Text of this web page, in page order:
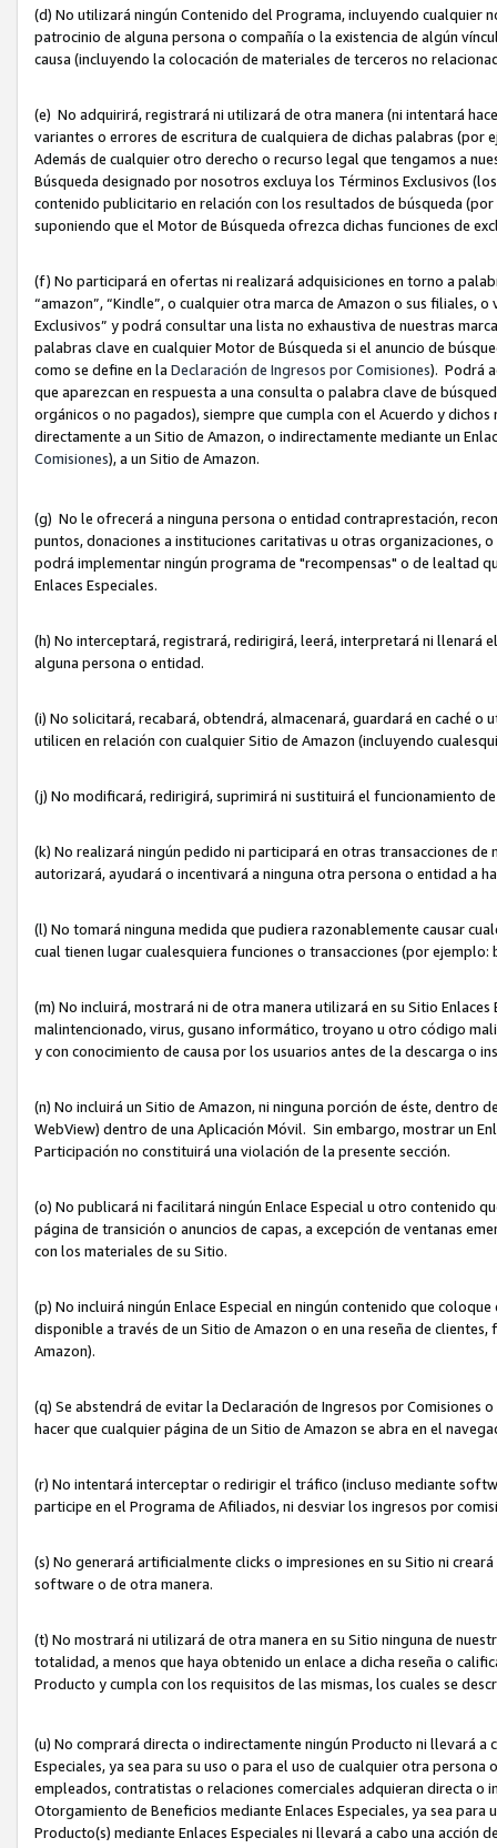
(d) No utilizará ningún Contenido del Programa, incluyendo cualquier
patrocinio de alguna persona o compañía o la existencia de algún
causa (incluyendo la colocación de materiales de terceros no
(e) No adquirirá, registrará ni utilizará de otra manera (ni intentará
variantes o errores de escritura de cualquiera de dichas palabras (por
Además de cualquier otro derecho o recurso legal que tengamos a
Búsqueda designado por nosotros excluya los Términos Exclusivos
contenido publicitario en relación con los resultados de búsqueda
suponiendo que el Motor de Búsqueda ofrezca dichas funciones de
(f) No participará en ofertas ni realizará adquisiciones en torno a
“amazon”, “Kindle”, o cualquier otra marca de Amazon o sus filiales,
Exclusivos” y podrá consultar una lista no exhaustiva de nuestras
palabras clave en cualquier Motor de Búsqueda si el anuncio de
como se define en la Declaración de Ingresos por Comisiones). Podrá
que aparezcan en respuesta a una consulta o palabra clave de
orgánicos o no pagados), siempre que cumpla con el Acuerdo y
directamente a un Sitio de Amazon, o indirectamente mediante un
Comisiones), a un Sitio de Amazon.
(g) No le ofrecerá a ninguna persona o entidad contraprestación,
puntos, donaciones a instituciones caritativas u otras organizaciones,
podrá implementar ningún programa de "recompensas" o de lealtad
Enlaces Especiales.
(h) No interceptará, registrará, redirigirá, leerá, interpretará ni
alguna persona o entidad.
(i) No solicitará, recabará, obtendrá, almacenará, guardará en caché
utilicen en relación con cualquier Sitio de Amazon (incluyendo
(j) No modificará, redirigirá, suprimirá ni sustituirá el funcionamiento
(k) No realizará ningún pedido ni participará en otras transacciones
autorizará, ayudará o incentivará a ninguna otra persona o entidad a
(l) No tomará ninguna medida que pudiera razonablemente causar
cual tienen lugar cualesquiera funciones o transacciones (por
(m) No incluirá, mostrará ni de otra manera utilizará en su Sitio
malintencionado, virus, gusano informático, troyano u otro código
y con conocimiento de causa por los usuarios antes de la descarga
(n) No incluirá un Sitio de Amazon, ni ninguna porción de éste,
WebView) dentro de una Aplicación Móvil. Sin embargo, mostrar un
Participación no constituirá una violación de la presente sección.
(o) No publicará ni facilitará ningún Enlace Especial u otro contenido
página de transición o anuncios de capas, a excepción de ventanas
con los materiales de su Sitio.
(p) No incluirá ningún Enlace Especial en ningún contenido que
disponible a través de un Sitio de Amazon o en una reseña de
Amazon).
(q) Se abstendrá de evitar la Declaración de Ingresos por
hacer que cualquier página de un Sitio de Amazon se abra en el
(r) No intentará interceptar o redirigir el tráfico (incluso mediante
participe en el Programa de Afiliados, ni desviar los ingresos por
(s) No generará artificialmente clicks o impresiones en su Sitio ni
software o de otra manera.
(t) No mostrará ni utilizará de otra manera en su Sitio ninguna de
totalidad, a menos que haya obtenido un enlace a dicha reseña o
Producto y cumpla con los requisitos de las mismas, los cuales se
(u) No comprará directa o indirectamente ningún Producto ni llevará a
Especiales, ya sea para su uso o para el uso de cualquier otra
empleados, contratistas o relaciones comerciales adquieran directa o
Otorgamiento de Beneficios mediante Enlaces Especiales, ya sea
Producto(s) mediante Enlaces Especiales ni llevará a cabo una